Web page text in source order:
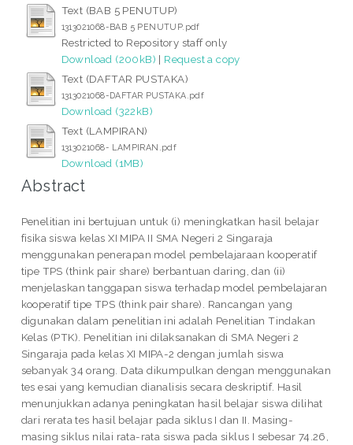
Text (BAB 5 PENUTUP)
1313021068-BAB 5 PENUTUP.pdf
Restricted to Repository staff only
Download (200kB) | Request a copy
Text (DAFTAR PUSTAKA)
1313021068-DAFTAR PUSTAKA.pdf
Download (322kB)
Text (LAMPIRAN)
1313021068- LAMPIRAN.pdf
Download (1MB)
Abstract
Penelitian ini bertujuan untuk (i) meningkatkan hasil belajar
fisika siswa kelas XI MIPA II SMA Negeri 2 Singaraja
menggunakan penerapan model pembelajaraan kooperatif
tipe TPS (think pair share) berbantuan daring, dan (ii)
menjelaskan tanggapan siswa terhadap model pembelajaran
kooperatif tipe TPS (think pair share). Rancangan yang
digunakan dalam penelitian ini adalah Penelitian Tindakan
Kelas (PTK). Penelitian ini dilaksanakan di SMA Negeri 2
Singaraja pada kelas XI MIPA-2 dengan jumlah siswa
sebanyak 34 orang. Data dikumpulkan dengan menggunakan
tes esai yang kemudian dianalisis secara deskriptif. Hasil
menunjukkan adanya peningkatan hasil belajar siswa dilihat
dari rerata tes hasil belajar pada siklus I dan II. Masing-
masing siklus nilai rata-rata siswa pada siklus I sebesar 74.26,